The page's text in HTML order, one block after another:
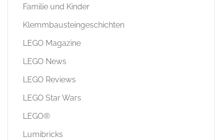
Familie und Kinder
Klemmbausteingeschichten
LEGO Magazine
LEGO News
LEGO Reviews
LEGO Star Wars
LEGO®
Lumibricks